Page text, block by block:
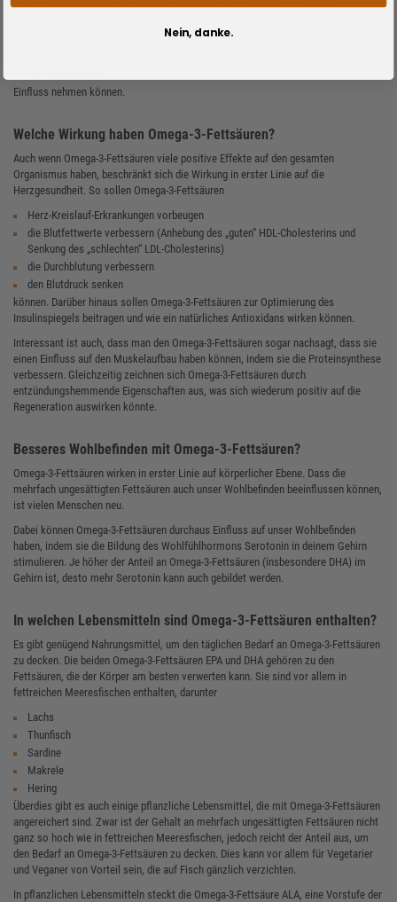
Einfluss nehmen können.
Welche Wirkung haben Omega-3-Fettsäuren?
Auch wenn Omega-3-Fettsäuren viele positive Effekte auf den gesamten
Organismus haben, beschränkt sich die Wirkung in erster Linie auf die
Herzgesundheit. So sollen Omega-3-Fettsäuren
Herz-Kreislauf-Erkrankungen vorbeugen
die Blutfettwerte verbessern (Anhebung des „guten“ HDL-Cholesterins und
Senkung des „schlechten“ LDL-Cholesterins)
die Durchblutung verbessern
den Blutdruck senken
können. Darüber hinaus sollen Omega-3-Fettsäuren zur Optimierung des
Insulinspiegels beitragen und wie ein natürliches Antioxidans wirken können.
Interessant ist auch, dass man den Omega-3-Fettsäuren sogar nachsagt, dass sie
einen Einfluss auf den Muskelaufbau haben können, indem sie die Proteinsynthese
verbessern. Gleichzeitig zeichnen sich Omega-3-Fettsäuren durch
entzündungshemmende Eigenschaften aus, was sich wiederum positiv auf die
Regeneration auswirken könnte.
Besseres Wohlbefinden mit Omega-3-Fettsäuren?
Omega-3-Fettsäuren wirken in erster Linie auf körperlicher Ebene. Dass die
mehrfach ungesättigten Fettsäuren auch unser Wohlbefinden beeinflussen können,
ist vielen Menschen neu.
Dabei können Omega-3-Fettsäuren durchaus Einfluss auf unser Wohlbefinden
haben, indem sie die Bildung des Wohlfühlhormons Serotonin in deinem Gehirn
stimulieren. Je höher der Anteil an Omega-3-Fettsäuren (insbesondere DHA) im
Gehirn ist, desto mehr Serotonin kann auch gebildet werden.
In welchen Lebensmitteln sind Omega-3-Fettsäuren enthalten?
Es gibt genügend Nahrungsmittel, um den täglichen Bedarf an Omega-3-Fettsäuren
zu decken. Die beiden Omega-3-Fettsäuren EPA und DHA gehören zu den
Fettsäuren, die der Körper am besten verwerten kann. Sie sind vor allem in
fettreichen Meeresfischen enthalten, darunter
Lachs
Thunfisch
Sardine
Makrele
Hering
Überdies gibt es auch einige pflanzliche Lebensmittel, die mit Omega-3-Fettsäuren
angereichert sind. Zwar ist der Gehalt an mehrfach ungesättigten Fettsäuren nicht
ganz so hoch wie in fettreichen Meeresfischen, jedoch reicht der Anteil aus, um
den Bedarf an Omega-3-Fettsäuren zu decken. Dies kann vor allem für Vegetarier
und Veganer von Vorteil sein, die auf Fisch gänzlich verzichten.
In pflanzlichen Lebensmitteln steckt die Omega-3-Fettsäure ALA, eine Vorstufe der
Nein, danke.